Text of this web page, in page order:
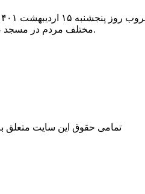
مختلف مردم در مسجد صفی رشت برگزار شد، شرکت کرد. همچنین در این مراسم آیت الله فلاحتی، نماینده ولی فقیه در گیلان، سخنرانی کرد.
تمامی حقوق این سایت متعلق